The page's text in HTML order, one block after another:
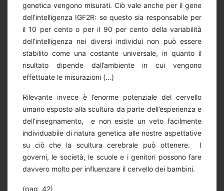
genetica vengono misurati. Ciò vale anche per il gene
dell’intelligenza IGF2R: se questo sia responsabile per
il 10 per cento o per il 90 per cento della variabilità
dell’intelligenza nei diversi individui non può essere
stabilito come una costante universale, in quanto il
risultato dipende dall’ambiente in cui vengono
effettuate le misurazioni (…)
Rilevante invece è l’enorme potenziale del cervello
umano esposto alla scultura da parte dell’esperienza e
dell’insegnamento, e non esiste un veto facilmente
individuabile di natura genetica alle nostre aspettative
su ciò che la scultura cerebrale può ottenere. I
governi, le società, le scuole e i genitori possono fare
davvero molto per influenzare il cervello dei bambini.
(pag. 42)